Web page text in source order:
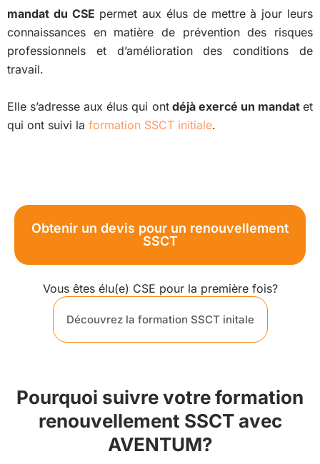
mandat du CSE permet aux élus de mettre à jour leurs
connaissances en matière de prévention des risques
professionnels et d’amélioration des conditions de
travail.
Elle s’adresse aux élus qui ontdéjà exercé un mandat et
qui ont suivi la formation SSCT initiale.
Obtenir un devis pour un renouvellement
SSCT
Vous êtes élu(e) CSE pour la première fois?
Découvrez la formation SSCT initale
Pourquoi suivre votre formation
renouvellement SSCT avec
AVENTUM?